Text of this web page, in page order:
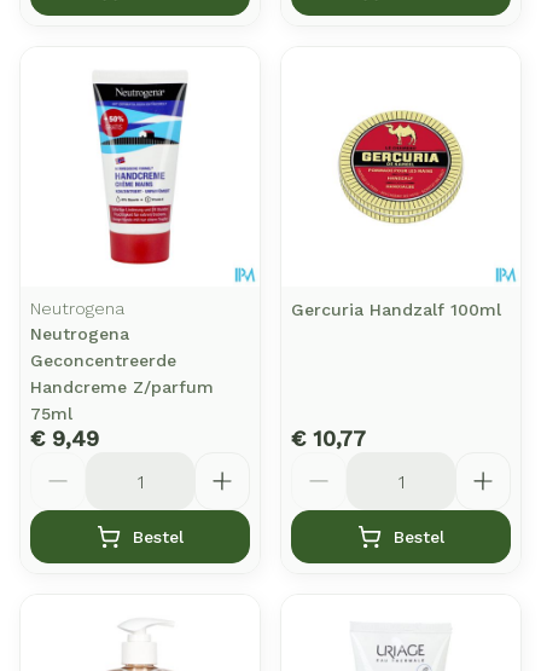
Neutrogena
Neutrogena
Geconcentreerde
Handcreme Z/parfum
75ml
€ 9,49
Bestel
Gercuria Handzalf 100ml
€ 10,77
Bestel